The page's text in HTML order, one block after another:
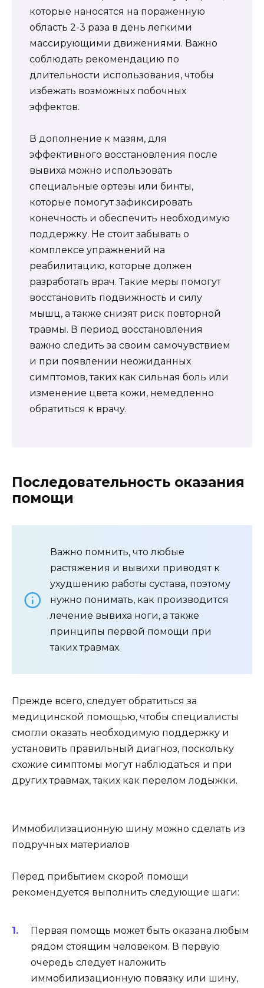
которые наносятся на пораженную
область 2-3 раза в день легкими
массирующими движениями. Важно
соблюдать рекомендацию по
длительности использования, чтобы
избежать возможных побочных
эффектов.
В дополнение к мазям, для
эффективного восстановления после
вывиха можно использовать
специальные ортезы или бинты,
которые помогут зафиксировать
конечность и обеспечить необходимую
поддержку. Не стоит забывать о
комплексе упражнений на
реабилитацию, которые должен
разработать врач. Такие меры помогут
восстановить подвижность и силу
мышц, а также снизят риск повторной
травмы. В период восстановления
важно следить за своим самочувствием
и при появлении неожиданных
симптомов, таких как сильная боль или
изменение цвета кожи, немедленно
обратиться к врачу.
Последовательность оказания
помощи
Важно помнить, что любые
растяжения и вывихи приводят к
ухудшению работы сустава, поэтому
нужно понимать, как производится
лечение вывиха ноги, а также
принципы первой помощи при
таких травмах.
Прежде всего, следует обратиться за
медицинской помощью, чтобы специалисты
смогли оказать необходимую поддержку и
установить правильный диагноз, поскольку
схожие симптомы могут наблюдаться и при
других травмах, таких как перелом лодыжки.
Иммобилизационную шину можно сделать из
подручных материалов
Перед прибытием скорой помощи
рекомендуется выполнить следующие шаги:
Первая помощь может быть оказана любым
рядом стоящим человеком. В первую
очередь следует наложить
иммобилизационную повязку или шину,